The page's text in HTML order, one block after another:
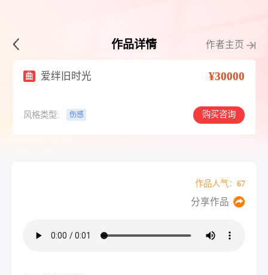
作品详情 作者主页
曲 爱绊旧时光 ¥30000
风格类型: 伤感 购买咨询
作品人气：67
分享作品